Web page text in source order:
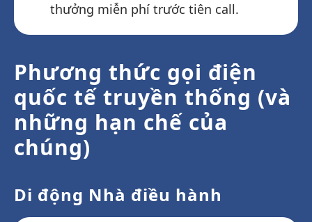
thưởng miễn phí trước tiên call.
Phương thức gọi điện
quốc tế truyền thống (và
những hạn chế của
chúng)
Di động Nhà điều hành